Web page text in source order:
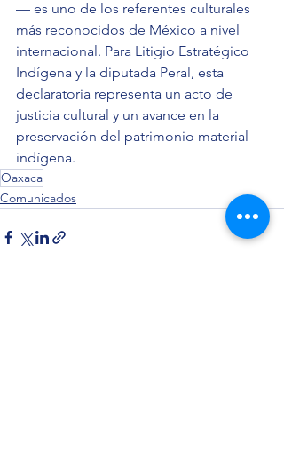
— es uno de los referentes culturales
más reconocidos de México a nivel
internacional. Para Litigio Estratégico
Indígena y la diputada Peral, esta
declaratoria representa un acto de
justicia cultural y un avance en la
preservación del patrimonio material
indígena.
Oaxaca
Comunicados